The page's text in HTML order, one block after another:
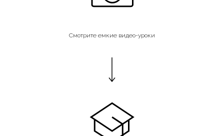
Смотрите емкие видео-уроки